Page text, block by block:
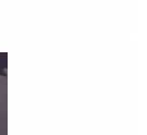
Gil
de la nation.
Noé